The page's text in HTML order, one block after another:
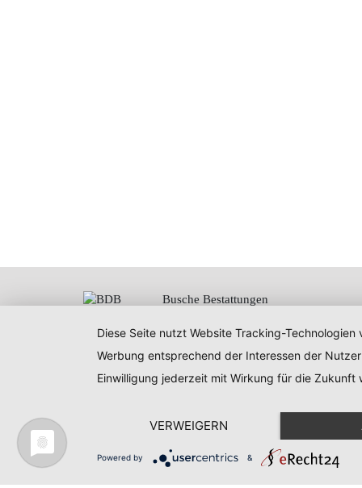
Busche Bestattungen
Martin Busche
37627 Stadtoldendorf
© Busche Bestattungen |Kontakt
Diese Seite nutzt Website Tracking-
Werbung entsprechend der Interessen der
Einwilligung jederzeit mit Wirkung für die Zukunft
VERWEIGERN
Powered by &